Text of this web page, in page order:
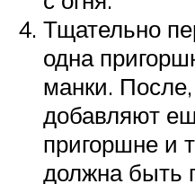
Тщательно
одна
манки.
добавляют
пригоршне и
должна быть